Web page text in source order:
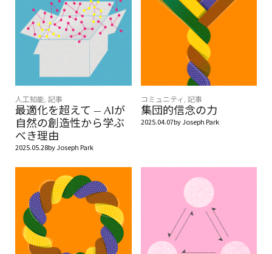
人工知能, 記事
最適化を超えて — AIが
自然の創造性から学ぶ
べき理由
2025.05.28byJoseph Park
コミュニティ , 記事
集団的信念の力
2025.04.07byJoseph Park